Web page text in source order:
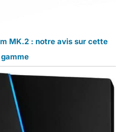
MK.2 : notre avis sur cette